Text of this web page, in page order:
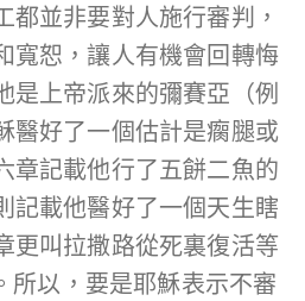
都並非要對人施行審判，
寬恕，讓人有機會回轉悔
是上帝派來的彌賽亞（例
醫好了一個估計是瘸腿或
章記載他行了五餅二魚的
記載他醫好了一個天生瞎
更叫拉撒路從死裏復活等
所以，要是耶穌表示不審